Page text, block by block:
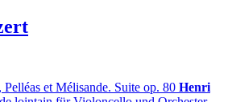
, Pelléas et Mélisande. Suite op. 80 Henri